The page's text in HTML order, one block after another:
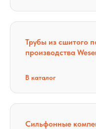
Трубы из сшитого
производства
В каталог
Сильфонные